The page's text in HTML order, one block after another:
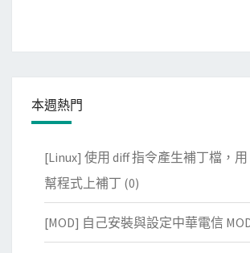
本週熱門
[Linux] 使用 diff 指令產生補丁檔，
幫程式上補丁 (0)
[MOD] 自己安裝與設定中華電信